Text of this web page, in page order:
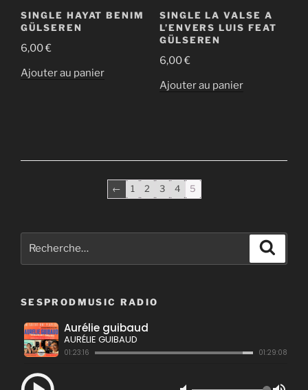
SINGLE HAYAT BENIM
GÜLSEREN
6,00€
Ajouter au panier
SINGLE LA VALSE A
L’ENVERS LUIS FEAT
GÜLSEREN
6,00€
Ajouter au panier
← 1 2 3 4 5
SESPRODMUSIC RADIO